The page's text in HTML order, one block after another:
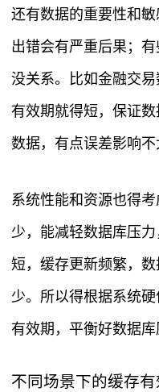
还有数据的重要性和
出错会有严重后果；
没关系。比如金融交
有效期就得短，保证
数据，有点误差影响不
系统性能和资源也得
少，能减轻数据库压
短，缓存更新频繁，
少。所以得根据系统
有效期，平衡好数据库
不同场景下的缓存